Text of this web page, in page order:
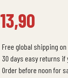
13,90
Free global shipping
30 days easy returns
Order before noon for